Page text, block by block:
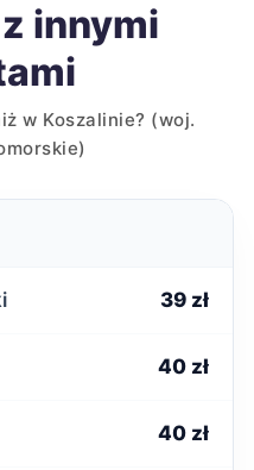
innymi
w Koszalinie? (woj.
39 zł
40 zł
40 zł